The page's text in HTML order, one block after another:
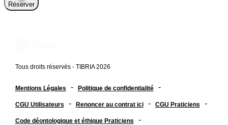
Réserver
Tous droits réservés - TIBRIA 2026
Mentions Légales - Politique de confidentialité -
CGU Utilisateurs - Renoncer au contrat ici - CGU Praticiens -
Code déontologique et éthique Praticiens -